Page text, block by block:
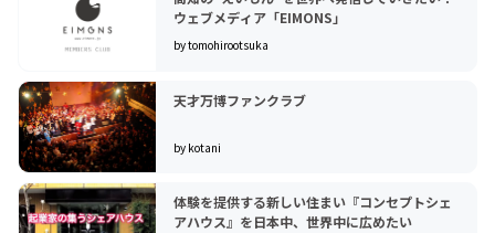
ウェブメディア「EIMONS」
by tomohirootsuka
天才万博ファンクラブ
by kotani
体験を提供する新しい住まい『コンセプトシェ
アハウス』を日本中、世界中に広めたい